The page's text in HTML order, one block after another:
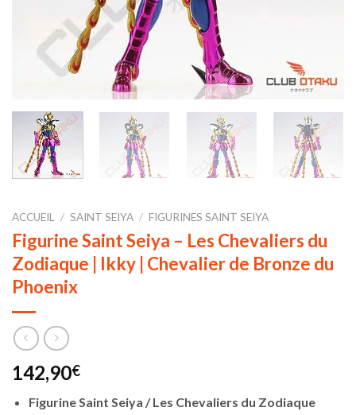
ACCUEIL / SAINT SEIYA / FIGURINES SAINT SEIYA
Figurine Saint Seiya – Les Chevaliers du
Zodiaque | Ikky | Chevalier de Bronze du
Phoenix
142,90€
Figurine Saint Seiya / Les Chevaliers du Zodiaque